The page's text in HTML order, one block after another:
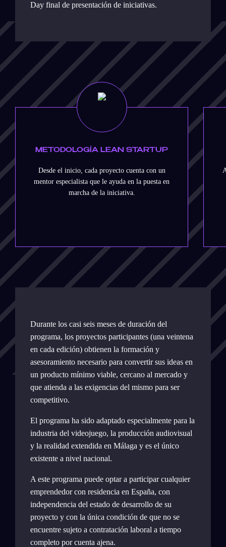
Day final de presentación de iniciativas.
METODOLOGÍA LEAN STARTUP
Desde el inicio, cada proyecto cuenta con un
mentor especialista que le ayuda en la puesta en
marcha de la iniciativa.
Durante los casi seis meses de duración del
programa, los proyectos participantes (una veintena
en cada edición) obtienen la formación y
asesoramiento necesario para convertir sus ideas en
un producto mínimo viable, cercano al mercado y
que atienda a las exigencias del mismo para ser
competitivo.
El programa ha sido adaptado especialmente para la
industria del videojuego, la producción audiovisual
y la realidad extendida en Málaga y es el único
existente a nivel nacional.
A este programa puede optar a participar cualquier
emprendedor con residencia en España, con
independencia del estado de desarrollo de su
proyecto y con la única condición de que no se
encuentre sujeto a contratación laboral a tiempo
completo por cuenta ajena.